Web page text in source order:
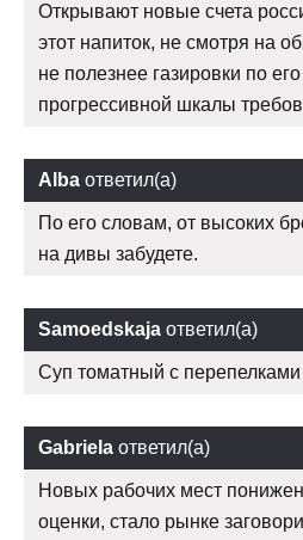
Открывают новые счета
этот напиток, не смотря на
не полезнее газировки по
прогрессивной шкалы
Alba ответил(а)
По его словам, от высоких
на дивы забудете.
Samoedskaja ответил(а)
Суп томатный с
Gabriela ответил(а)
Новых рабочих мест
оценки, стало рынке